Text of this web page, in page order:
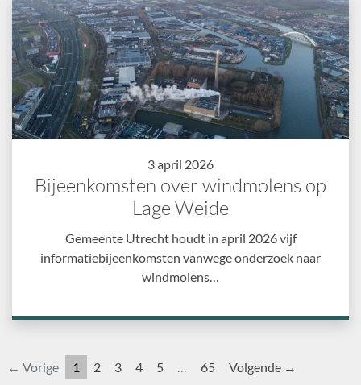
3 april 2026
Bijeenkomsten over windmolens op
Lage Weide
Gemeente Utrecht houdt in april 2026 vijf
informatiebijeenkomsten vanwege onderzoek naar
windmolens…
← Vorige 1 2 3 4 5 … 65 Volgende →